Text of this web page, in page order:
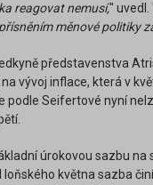
reagovat nemusí," uvedl.
měnové politiky
představenstva
vývoj inflace, která v
podle Seifertové nyní
úrokovou sazbu
května sazba